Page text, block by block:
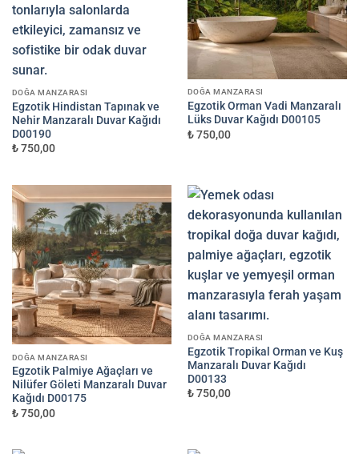
DOĞA MANZARASI
Egzotik Hindistan Tapınak ve
Nehir Manzaralı Duvar Kağıdı
D00190
₺ 750,00
DOĞA MANZARASI
Egzotik Orman Vadi Manzaralı
Lüks Duvar Kağıdı D00105
₺ 750,00
DOĞA MANZARASI
Egzotik Palmiye Ağaçları ve
Nilüfer Göleti Manzaralı Duvar
Kağıdı D00175
₺ 750,00
DOĞA MANZARASI
Egzotik Tropikal Orman ve Kuş
Manzaralı Duvar Kağıdı
D00133
₺ 750,00